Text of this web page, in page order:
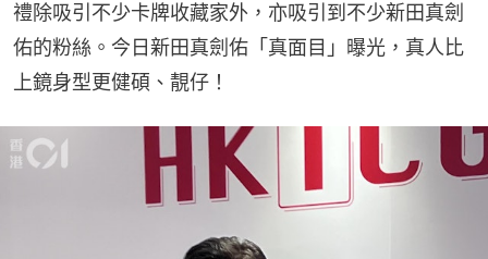
禮除吸引不少卡牌收藏家外，亦吸引到不少新田真劍
佑的粉絲。今日新田真劍佑「真面目」曝光，真人比
上鏡身型更健碩、靚仔！